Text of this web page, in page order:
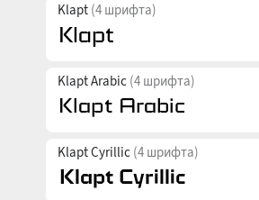
Klapt (4 шрифта)
Klapt Arabic (4 шрифта)
Klapt Cyrillic (4 шрифта)